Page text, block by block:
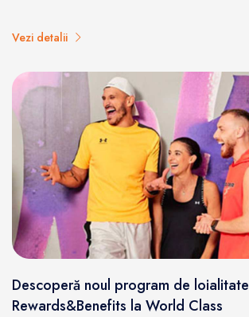
Vezi detalii
Descoperă noul program de loialitate
Rewards&Benefits la World Class